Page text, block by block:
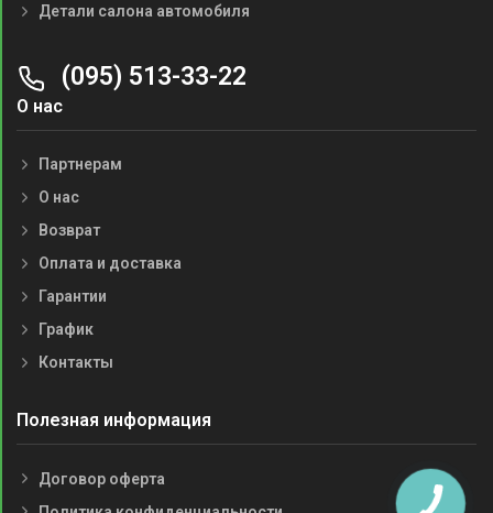
Детали салона автомобиля
(095) 513-33-22
О нас
Партнерам
О нас
Возврат
Оплата и доставка
Гарантии
График
Контакты
Полезная информация
Договор оферта